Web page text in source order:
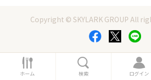
Copyright © SKYLARK GROUP All
ホ
ー
ホーム 索
検索
ロ
グ
ログイン